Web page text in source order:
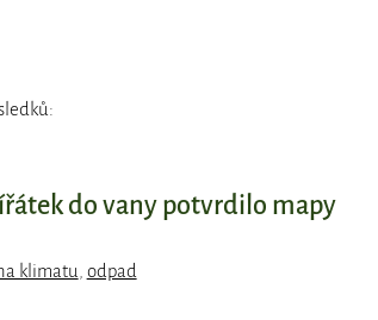
do vany potvrdilo mapy
klimatu odpad